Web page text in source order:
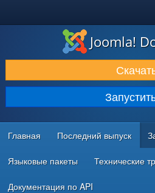
ЗАГРУЗКИ И РАСШИРЕНИЯ
ДОКУМЕНТАЦИЯ И ОБУЧЕНИЕ
СООБЩЕСТВО И ПОДДЕРЖКА
РЕСУРСЫ ДЛЯ РАЗРАБОТЧИКОВ
Joomla!
Главная Последний выпуск
Языковые пакеты Технические
Документация по API